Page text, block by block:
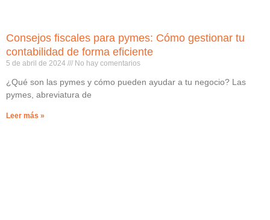
Consejos fiscales para pymes: Cómo gestionar tu
contabilidad de forma eficiente
5 de abril de 2024 No hay comentarios
¿Qué son las pymes y cómo pueden ayudar a tu negocio? Las
pymes, abreviatura de
Leer más »